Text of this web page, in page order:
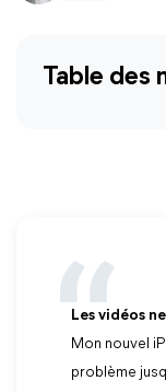
Table des
Les vidéos
Mon nouvel
problème